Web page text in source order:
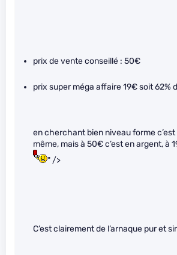
prix de vente conseillé : 50€
prix super méga affaire 19€ soit 62%
en cherchant bien niveau forme
même, mais à 50€ c’est en argent, à
" />
C’est clairement de l’arnaque pur et